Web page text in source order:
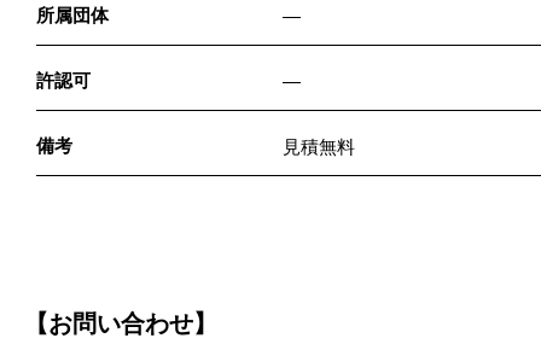
所属団体 ―
許認可 ―
備考 見積無料
【お問い合わせ】